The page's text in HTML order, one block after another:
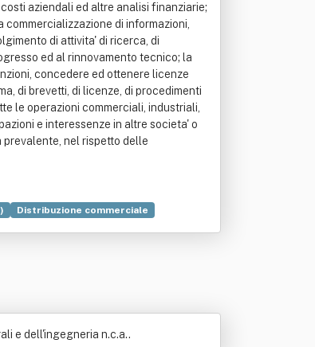
aziendali ed altre analisi finanziarie;
di informazioni,
di attivita' di ricerca, di
ed al rinnovamento tecnico; la
concedere ed ottenere licenze
di brevetti, di licenze, di procedimenti
le operazioni commerciali, industriali,
e interessenze in altre societa' o
prevalente, nel rispetto delle
Distribuzione commerciale
e dell'ingegneria n.c.a..